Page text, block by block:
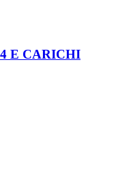
E CARICHI